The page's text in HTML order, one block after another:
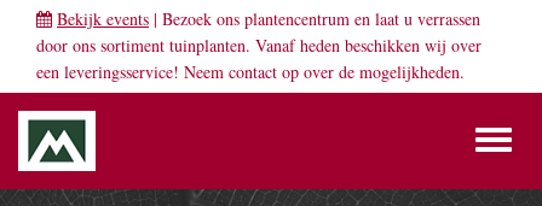
Bekijk events | Bezoek ons plantencentrum en laat u verrassen
door ons sortiment tuinplanten. Vanaf heden beschikken wij over
een leveringsservice! Neem contact op over de mogelijkheden.